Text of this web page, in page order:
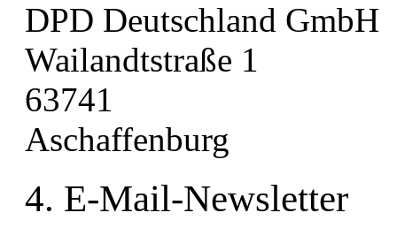
DPD Deutschland GmbH
Wailandtstraße 1
63741
Aschaffenburg
4. E-Mail-Newsletter